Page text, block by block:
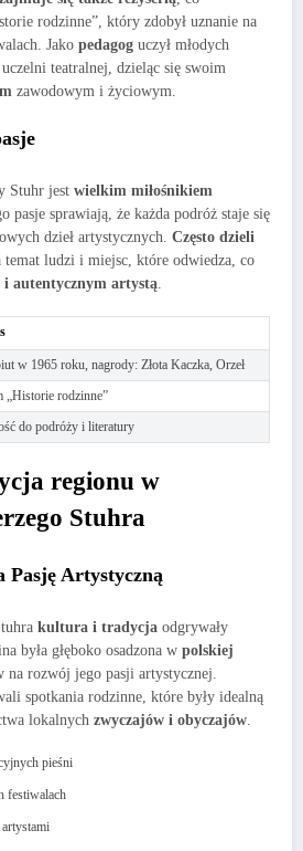
rodzinne”, który zdobył uznanie na
Jako pedagog uczył młodych
teatralnej, dzieląc się swoim
zawodowym i życiowym.
Stuhr jest wielkim miłośnikiem
pasje sprawiają, że każda podróż staje się
dzieł artystycznych. Często dzieli
ludzi i miejsc, które odwiedza, co
autentycznym artystą
w 1965 roku, nagrody: Złota Kaczka, Orzeł
„Historie rodzinne”
do podróży i literatury
regionu w
Stuhra
Pasję Artystyczną
kultura i tradycja odgrywały
była głęboko osadzona w polskiej
na rozwój jego pasji artystycznej.
spotkania rodzinne, które były idealną
lokalnych zwyczajów i obyczajów
pieśni
festiwalach